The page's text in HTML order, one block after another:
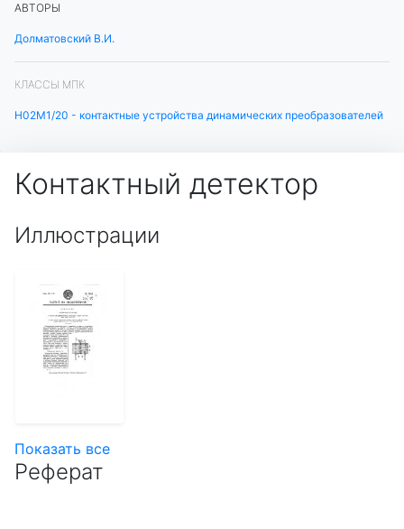
АВТОРЫ
Долматовский В.И.
КЛАССЫ МПК
H02M1/20 - контактные устройства динамических преобразователей
Контактный детектор
Иллюстрации
Показать все
Реферат